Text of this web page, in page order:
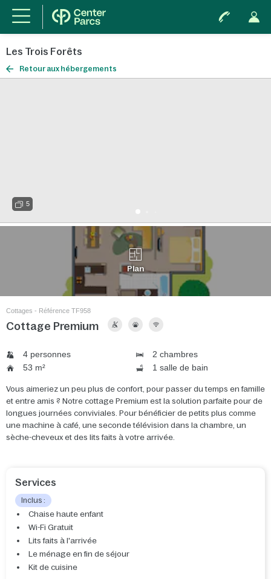
Les Trois Forêts
Retour aux hébergements
5
Plan
Cottages - Référence TF958
Cottage Premium
4 personnes
2 chambres
53 m²
1 salle de bain
Vous aimeriez un peu plus de confort, pour passer du temps en famille
et entre amis ? Notre cottage Premium est la solution parfaite pour de
longues journées conviviales. Pour bénéficier de petits plus comme
une machine à café, une seconde télévision dans la chambre, un
sèche-cheveux et des lits faits à votre arrivée.
Services
Inclus :
Chaise haute enfant
Wi-Fi Gratuit
Lits faits à l'arrivée
Le ménage en fin de séjour
Kit de cuisine